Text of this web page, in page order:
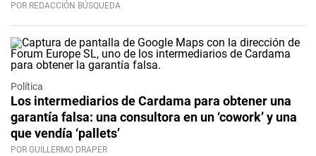
POR REDACCIÓN BÚSQUEDA
Política
Los intermediarios de Cardama para obtener una
garantía falsa: una consultora en un ‘cowork’ y una
que vendía ‘pallets’
POR GUILLERMO DRAPER